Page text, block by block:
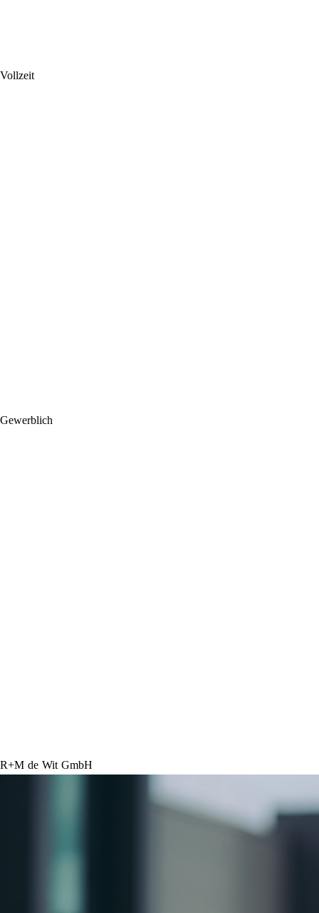
Vollzeit
Gewerblich
R+M de Wit GmbH